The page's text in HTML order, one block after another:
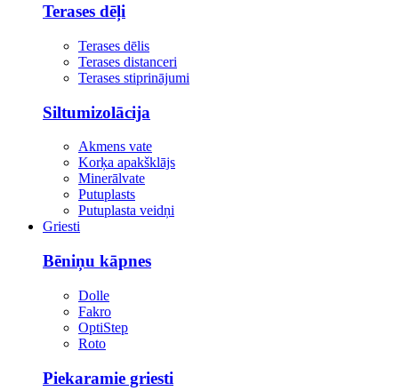
Terases dēļi
Terases dēlis
Terases distanceri
Terases stiprinājumi
Siltumizolācija
Akmens vate
Korķa apakšklājs
Minerālvate
Putuplasts
Putuplasta veidņi
Griesti
Bēniņu kāpnes
Dolle
Fakro
OptiStep
Roto
Piekaramie griesti